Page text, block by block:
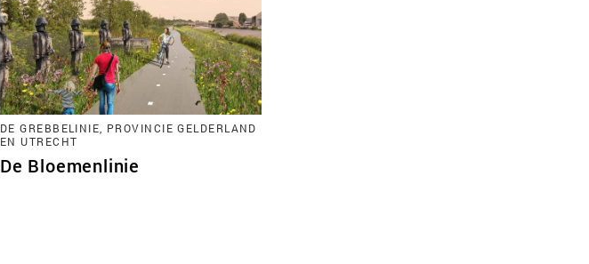
DE GREBBELINIE, PROVINCIE GELDERLAND
EN UTRECHT
De Bloemenlinie